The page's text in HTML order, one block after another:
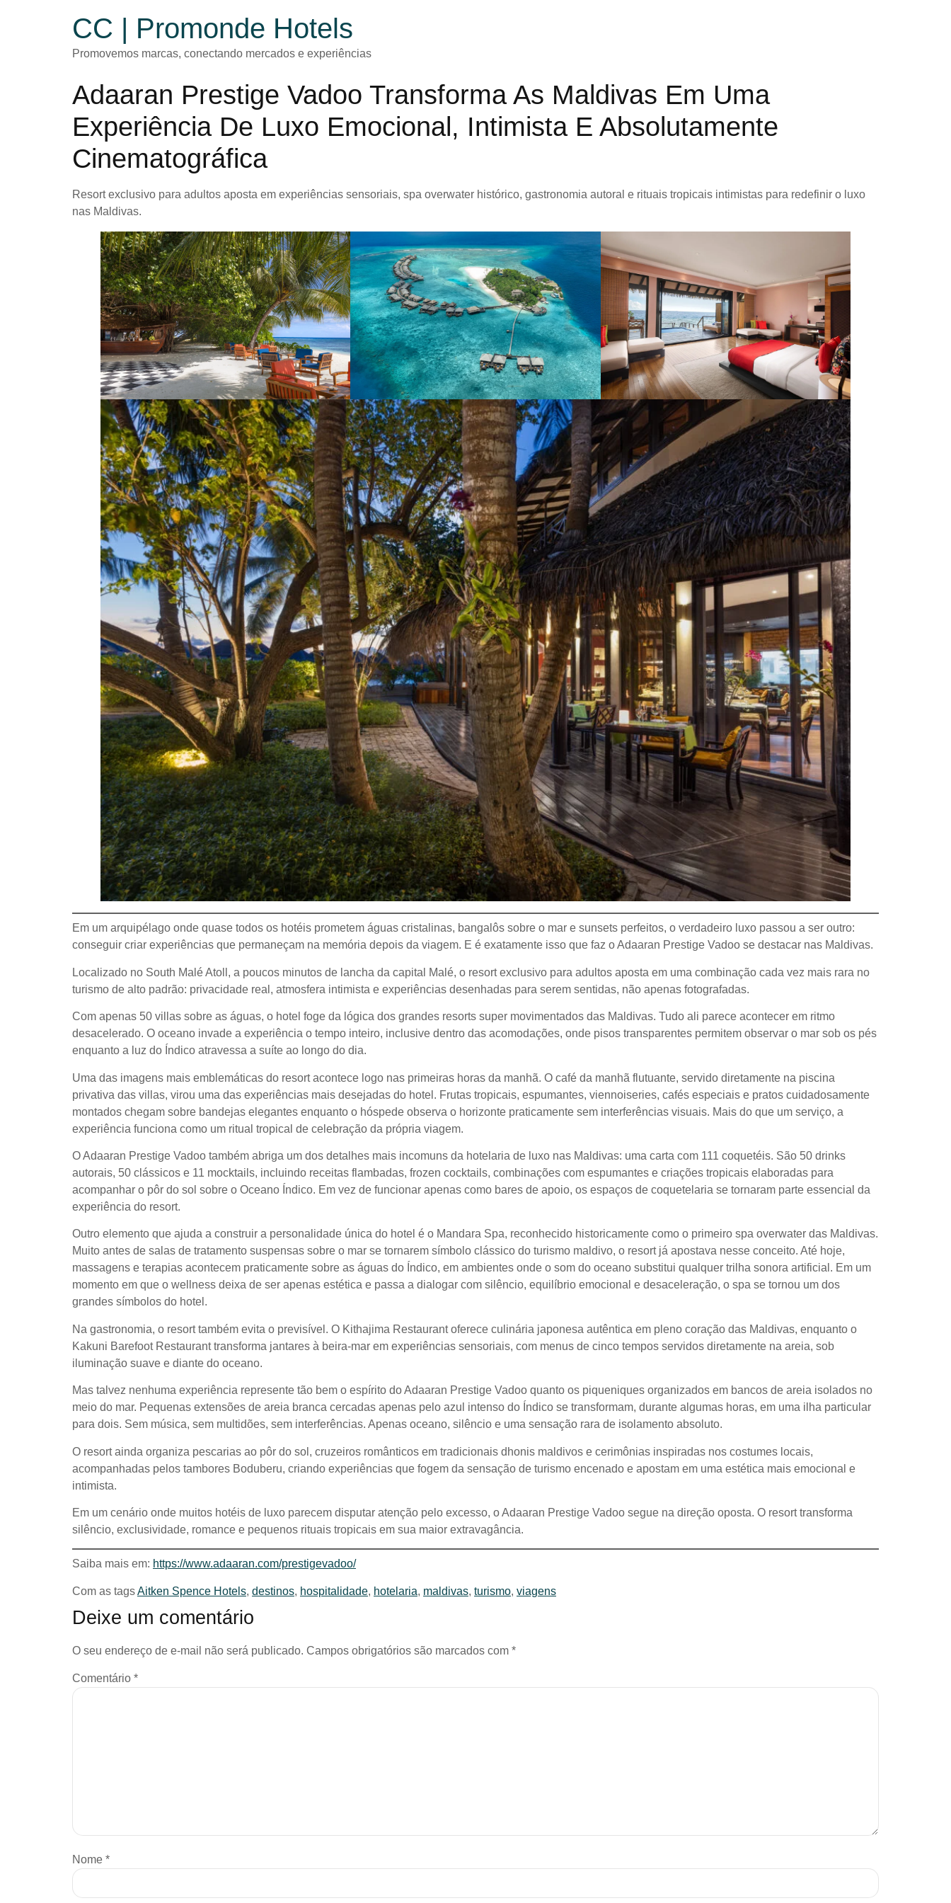
CC | Promonde Hotels
Promovemos marcas, conectando mercados e experiências
Adaaran Prestige Vadoo Transforma As Maldivas Em Uma
Experiência De Luxo Emocional, Intimista E Absolutamente
Cinematográfica
Resort exclusivo para adultos aposta em experiências sensoriais, spa overwater histórico, gastronomia autoral e rituais tropicais intimistas para redefinir o luxo
nas Maldivas.
Em um arquipélago onde quase todos os hotéis prometem águas cristalinas, bangalôs sobre o mar e sunsets perfeitos, o verdadeiro luxo passou a ser outro:
conseguir criar experiências que permaneçam na memória depois da viagem. E é exatamente isso que faz o Adaaran Prestige Vadoo se destacar nas Maldivas.
Localizado no South Malé Atoll, a poucos minutos de lancha da capital Malé, o resort exclusivo para adultos aposta em uma combinação cada vez mais rara no
turismo de alto padrão: privacidade real, atmosfera intimista e experiências desenhadas para serem sentidas, não apenas fotografadas.
Com apenas 50 villas sobre as águas, o hotel foge da lógica dos grandes resorts super movimentados das Maldivas. Tudo ali parece acontecer em ritmo
desacelerado. O oceano invade a experiência o tempo inteiro, inclusive dentro das acomodações, onde pisos transparentes permitem observar o mar sob os pés
enquanto a luz do Índico atravessa a suíte ao longo do dia.
Uma das imagens mais emblemáticas do resort acontece logo nas primeiras horas da manhã. O café da manhã flutuante, servido diretamente na piscina
privativa das villas, virou uma das experiências mais desejadas do hotel. Frutas tropicais, espumantes, viennoiseries, cafés especiais e pratos cuidadosamente
montados chegam sobre bandejas elegantes enquanto o hóspede observa o horizonte praticamente sem interferências visuais. Mais do que um serviço, a
experiência funciona como um ritual tropical de celebração da própria viagem.
O Adaaran Prestige Vadoo também abriga um dos detalhes mais incomuns da hotelaria de luxo nas Maldivas: uma carta com 111 coquetéis. São 50 drinks
autorais, 50 clássicos e 11 mocktails, incluindo receitas flambadas, frozen cocktails, combinações com espumantes e criações tropicais elaboradas para
acompanhar o pôr do sol sobre o Oceano Índico. Em vez de funcionar apenas como bares de apoio, os espaços de coquetelaria se tornaram parte essencial da
experiência do resort.
Outro elemento que ajuda a construir a personalidade única do hotel é o Mandara Spa, reconhecido historicamente como o primeiro spa overwater das Maldivas.
Muito antes de salas de tratamento suspensas sobre o mar se tornarem símbolo clássico do turismo maldivo, o resort já apostava nesse conceito. Até hoje,
massagens e terapias acontecem praticamente sobre as águas do Índico, em ambientes onde o som do oceano substitui qualquer trilha sonora artificial. Em um
momento em que o wellness deixa de ser apenas estética e passa a dialogar com silêncio, equilíbrio emocional e desaceleração, o spa se tornou um dos
grandes símbolos do hotel.
Na gastronomia, o resort também evita o previsível. O Kithajima Restaurant oferece culinária japonesa autêntica em pleno coração das Maldivas, enquanto o
Kakuni Barefoot Restaurant transforma jantares à beira-mar em experiências sensoriais, com menus de cinco tempos servidos diretamente na areia, sob
iluminação suave e diante do oceano.
Mas talvez nenhuma experiência represente tão bem o espírito do Adaaran Prestige Vadoo quanto os piqueniques organizados em bancos de areia isolados no
meio do mar. Pequenas extensões de areia branca cercadas apenas pelo azul intenso do Índico se transformam, durante algumas horas, em uma ilha particular
para dois. Sem música, sem multidões, sem interferências. Apenas oceano, silêncio e uma sensação rara de isolamento absoluto.
O resort ainda organiza pescarias ao pôr do sol, cruzeiros românticos em tradicionais dhonis maldivos e cerimônias inspiradas nos costumes locais,
acompanhadas pelos tambores Boduberu, criando experiências que fogem da sensação de turismo encenado e apostam em uma estética mais emocional e
intimista.
Em um cenário onde muitos hotéis de luxo parecem disputar atenção pelo excesso, o Adaaran Prestige Vadoo segue na direção oposta. O resort transforma
silêncio, exclusividade, romance e pequenos rituais tropicais em sua maior extravagância.
Saiba mais em: https://www.adaaran.com/prestigevadoo/
Com as tagsAitken Spence Hotels, destinos, hospitalidade, hotelaria, maldivas, turismo, viagens
Deixe um comentário
O seu endereço de e-mail não será publicado. Campos obrigatórios são marcados com *
Comentário *
Nome *